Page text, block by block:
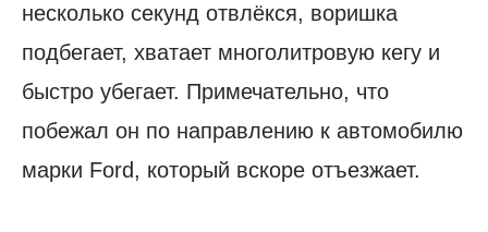
несколько секунд отвлёкся, воришка
подбегает, хватает многолитровую кегу и
быстро убегает. Примечательно, что
побежал он по направлению к автомобилю
марки Ford, который вскоре отъезжает.